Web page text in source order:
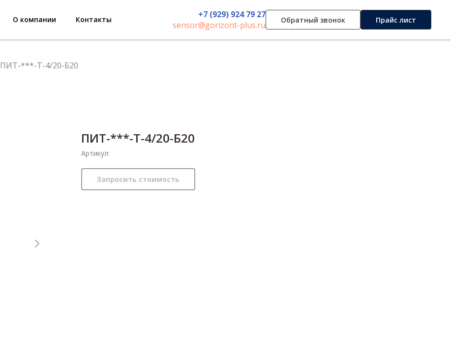
О компании Контакты
+7 (929) 924 79 27
sensor@gorizont-plus.ru
Обратный звонок Прайс лист
ПИТ-***-Т-4/20-Б20
ПИТ-***-Т-4/20-Б20
Артикул:
Запросить стоимость